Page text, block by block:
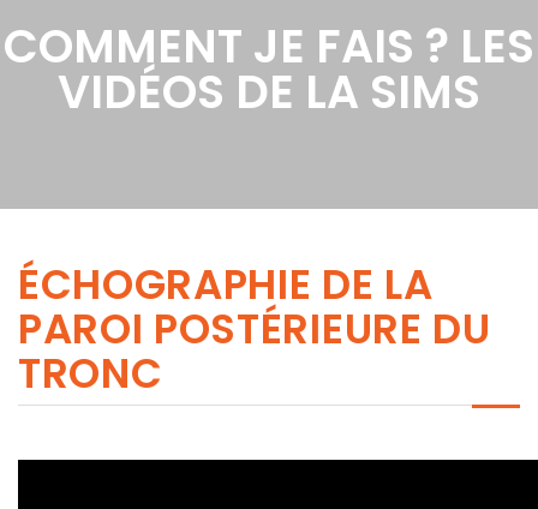
COMMENT JE FAIS ? LES
VIDÉOS DE LA SIMS
ÉCHOGRAPHIE DE LA
PAROI POSTÉRIEURE DU
TRONC